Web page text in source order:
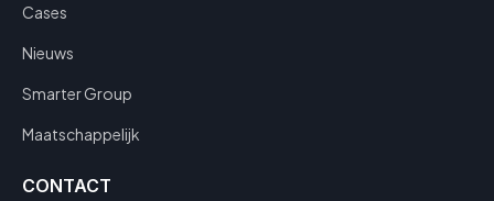
Cases
Nieuws
Smarter Group
Maatschappelijk
CONTACT